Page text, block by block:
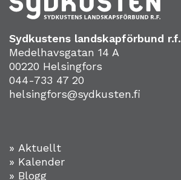
Sydkustens landskapförbund r.f.
Medelhavsgatan 14 A
00220 Helsingfors
044-733 47 20
helsingfors@sydkusten.fi
» Aktuellt
» Kalender
» Blogg